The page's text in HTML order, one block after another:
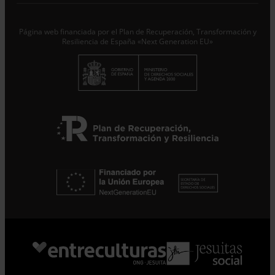
Página web financiada por el Plan de Recuperación, Transformación y
Resiliencia de España «Next Generation EU»